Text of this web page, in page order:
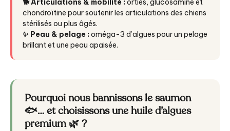
🐕 Articulations & mobilité : orties, glucosamine et
chondroïtine pour soutenir les articulations des chiens
stérilisés ou plus âgés.
✨ Peau & pelage : oméga-3 d’algues pour un pelage
brillant et une peau apaisée.
Pourquoi nous bannissons le saumon
🐟… et choisissons une huile d’algues
premium 🌿 ?